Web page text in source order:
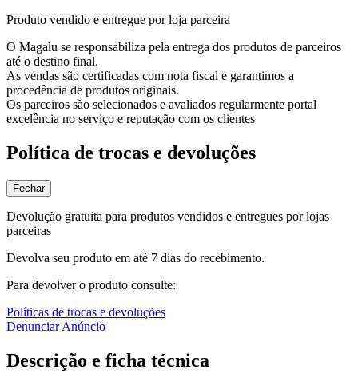
Produto vendido e entregue por loja parceira
O Magalu se responsabiliza pela entrega dos produtos de parceiros
até o destino final.
As vendas são certificadas com nota fiscal e garantimos a
procedência de produtos originais.
Os parceiros são selecionados e avaliados regularmente portal
excelência no serviço e reputação com os clientes
Política de trocas e devoluções
Fechar
Devolução gratuita para produtos vendidos e entregues por lojas
parceiras
Devolva seu produto em até 7 dias do recebimento.
Para devolver o produto consulte:
Políticas de trocas e devoluções
Denunciar Anúncio
Descrição e ficha técnica